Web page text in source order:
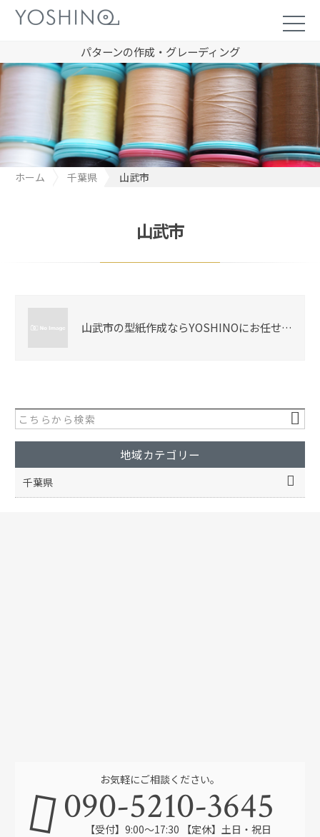
パターンの作成・グレーディング
ホーム 千葉県 山武市
山武市
山武市の型紙作成ならYOSHINOにお任せ…
地域カテゴリー
千葉県
お気軽にご相談ください。
090-5210-3645
【受付】9:00～17:30 【定休】土日・祝日